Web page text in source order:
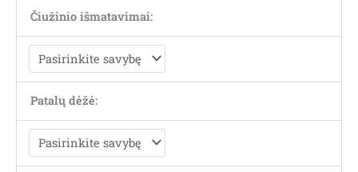
Čiužinio išmatavimai:
Patalų dėžė: